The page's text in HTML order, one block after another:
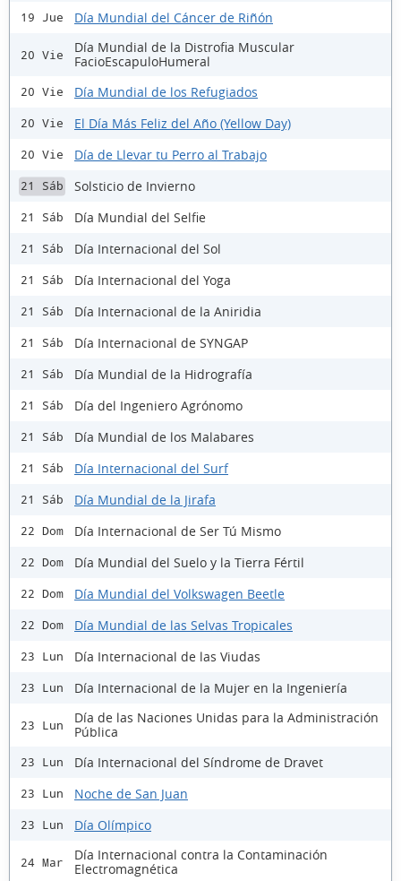
19 Jue Día Mundial del Cáncer de Riñón
20 Vie
Día Mundial de la Distrofia Muscular
FacioEscapuloHumeral
20 Vie Día Mundial de los Refugiados
20 Vie El Día Más Feliz del Año (Yellow Day)
20 Vie Día de Llevar tu Perro al Trabajo
21 Sáb Solsticio de Invierno
21 Sáb Día Mundial del Selfie
21 Sáb Día Internacional del Sol
21 Sáb Día Internacional del Yoga
21 Sáb Día Internacional de la Aniridia
21 Sáb Día Internacional de SYNGAP
21 Sáb Día Mundial de la Hidrografía
21 Sáb Día del Ingeniero Agrónomo
21 Sáb Día Mundial de los Malabares
21 Sáb Día Internacional del Surf
21 Sáb Día Mundial de la Jirafa
22 Dom Día Internacional de Ser Tú Mismo
22 Dom Día Mundial del Suelo y la Tierra Fértil
22 Dom Día Mundial del Volkswagen Beetle
22 Dom Día Mundial de las Selvas Tropicales
23 Lun Día Internacional de las Viudas
23 Lun Día Internacional de la Mujer en la Ingeniería
23 Lun
Día de las Naciones Unidas para la Administración
Pública
23 Lun Día Internacional del Síndrome de Dravet
23 Lun Noche de San Juan
23 Lun Día Olímpico
24 Mar
Día Internacional contra la Contaminación
Electromagnética